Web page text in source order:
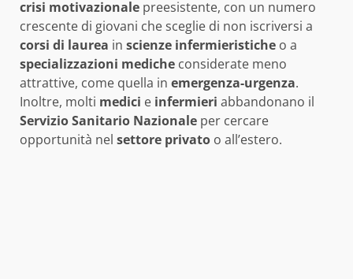
crisi motivazionale preesistente, con un numero
crescente di giovani che sceglie di non iscriversi a
corsi di laurea in scienze infermieristiche o a
specializzazioni mediche considerate meno
attrattive, come quella in emergenza-urgenza.
Inoltre, molti medici e infermieri abbandonano il
Servizio Sanitario Nazionale per cercare
opportunità nel settore privato o all’estero.